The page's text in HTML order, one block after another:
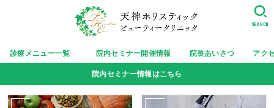
診療メニュー一覧 院内セミナー開催情報 院長あいさつ アク
SEARCH
院内セミナー情報はこちら